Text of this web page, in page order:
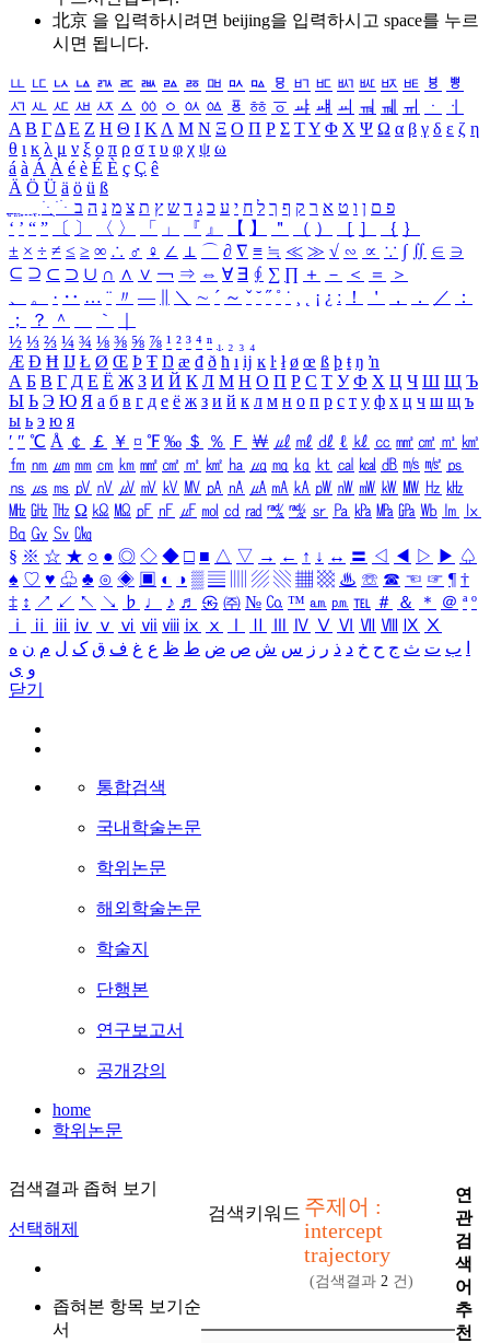
北京 을 입력하시려면 beijing을 입력하시고 space를 누르
시면 됩니다.
ㅥ ㅦ ㅧ ㅨ ㅩ ㅪ ㅫ ㅬ ㅭ ㅮ ㅯ ㅰ ㅱ ㅲ ㅳ ㅴ ㅵ ㅶ ㅷ ㅸ
ㅹ
ㅺ ㅻ ㅼ ㅽ ㅾ ㅿ ㆀ ㆁ ㆂ ㆃ ㆄ ㆅ ㆆ ㆇ ㆈ ㆉ ㆊ ㆋ ㆌ ㆍ
ㆎ
Α Β ΓΔ Ε Ζ Η Θ Ι ΚΛ Μ Ν Ξ Ο Π Ρ Σ ΤΥ Φ Χ Ψ Ω α β γ δ ε ζ η
θ ι κ λ μ ν ξ ο π ρ σ τ υ φ χ ψ ω
á à Á À é è É È ç Ç ê
Ä Ö Ü ä ö ü ß
ִֶֹ ֻּ ׁׂ פ ם ן ו ט א ר ק ף ך ל ח י ע כ ג ד ש ץ ת צ מ נ ה ב
‘ ’ “ ” 〔 〕 〈 〉 「 」 『 』 【 】 ＂ （ ） ［ ］ ｛ ｝
± × ÷ ≠ ≤ ≥ ∞ ∴ ♂ ♀ ∠ ⊥ ⌒ ∂ ∇ ≡ ≒ ≪ ≫ √ ∽ ∝ ∵ ∫ ∬ ∈ ∋
⊆ ⊇ ⊂ ⊃ ∪ ∩ ∧ ∨ ￢ ⇒ ⇔ ∀ ∃ ∮ ∑ ∏ ＋ － ＜ ＝
＞
、
。 · ‥ … ¨ 〃 ― ＼ ∼ ´ ～ ˇ ˘ ˝ ˚ ˙ ¸ ¡ ¿ ː ！ ＇ ， ． ／
：
；
？ ＾ ｀
½ ⅓ ⅔ ¼ ¾ ⅛ ⅜ ⅝ ⅞ ¹ ² ³ ⁴ ⁿ ₁ ₂ ₃ ₄
Æ Ð Ħ Ĳ Ł Ø Œ Þ Ŧ Ŋ æ đ ð ħ ı ĳ ĸ ŀ ł ø œ ß þ ŧ ŋ ŉ
А Б В Г Д Е Ё Ж З И Й К Л М Н О П Р С Т У Ф Х Ц Ч Ш Щ Ъ
Ы Ь Э Ю Я а б в г д е ё ж з и й к л м н о п р с т у ф х ц ч ш щ ъ
ы ь э ю я
′ ″ ℃ Å ￠ ￡ ￥ ¤ ℉ ‰ ＄ ％ Ｆ ￦ ㎕ ㎖ ㎗ ℓ ㎘ ㏄ ㎣ ㎤ ㎥ ㎦
㎙ ㎚ ㎛ ㎜ ㎝ ㎞ ㎟ ㎠ ㎡ ㎢ ㏊ ㎍ ㎎ ㎏ ㏏ ㎈ ㎉ ㏈ ㎧ ㎨ ㎰
㎱ ㎲ ㎳ ㎴ ㎵ ㎶ ㎷ ㎸ ㎹ ㎀ ㎁ ㎂ ㎃ ㎄ ㎺ ㎻ ㎽ ㎾ ㎿ ㎐ ㎑
㎒ ㎓ ㎔ Ω ㏀ ㏁ ㎊ ㎋ ㎌ ㏖ ㏅ ㎭ ㎮ ㎯ ㏛ ㎩ ㎪ ㎫ ㎬ ㏝ ㏐
㏓
㏃ ㏉ ㏜ ㏆
§ ※ ☆ ★ ○ ● ◎ ◇ ◆ □ ■ △ ▽ → ← ↑ ↓ ↔ 〓 ◁ ◀ ▷ ▶ ♤
♠ ♡ ♥ ♧ ♣ ⊙ ◈ ▣ ◐ ◑ ▒ ▤ ▨ ▧ ▦ ▩ ♨ ☏ ☎ ☜ ☞ ¶ †
‡ ↕ ↗ ↙ ↖ ↘ ♭ ♩ ♪ ♬ ㉿ ㈜ № ㏇ ™ ㏂ ㏘ ℡ ＃ ＆ ＊ ＠ ª º
ⅰ
ⅱ ⅲ ⅳ ⅴ ⅵ ⅶ ⅷ ⅸ ⅹ Ⅳ Ⅴ Ⅵ Ⅶ Ⅷ Ⅸ Ⅹ
ب ت ث ج ح خ د ذ ر ز س ش ص ض ط ظ ع غ ف ق ک ل م ن ه
و ی
닫기
통합검색
국내학술논문
학위논문
해외학술논문
학술지
단행본
연구보고서
공개강의
home
학위논문
검색결과 좁혀 보기
선택해제
좁혀본 항목 보기순
서
검색키워드 주제어 :
intercept
trajectory
(검색결과 2 건)
연
관
검
색
어
추
천